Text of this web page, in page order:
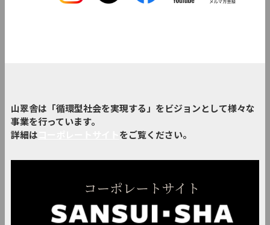
山翠舎は「循環型社会を実現する」をビジョンとして様々な
事業を行っています。
詳細は
をご覧ください。